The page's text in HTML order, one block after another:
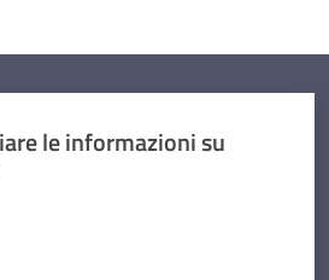
le informazioni su